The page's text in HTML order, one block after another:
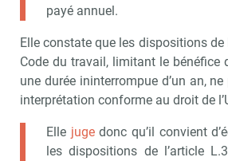
payé annuel.
Elle constate que les dispositions de
Code du travail, limitant le bénéfice
une durée ininterrompue d’un an,
interprétation conforme au droit de
Elle jugedonc qu’il convient
les dispositions de l’article